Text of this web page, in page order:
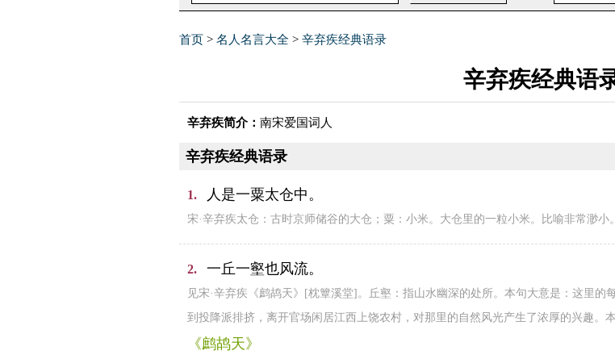
首页 > 名人名言大全 > 辛弃疾经典语录
辛弃疾经典语
辛弃疾简介： 南宋爱国词人
辛弃疾经典语录
1. 人是一粟太仓中。
宋·辛弃疾太仓：古时京师储谷的大仓；粟：小米。大仓里的一粒小米。比喻非常渺小。
2. 一丘一壑也风流。
见宋·辛弃疾《鹧鸪天》[枕簟溪堂]。丘壑：指山水幽深的处所。本句大意是：这里
到投降派排挤，离开官场闲居江西上饶农村，对那里的自然风光产生了浓厚的兴趣。
《鹧鸪天》